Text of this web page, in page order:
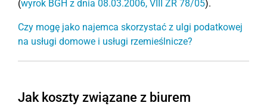
(wyrok BGH z dnia 08.03.2006, VIII ZR 78/05).
Czy mogę jako najemca skorzystać z ulgi podatkowej
na usługi domowe i usługi rzemieślnicze?
Jak koszty związane z biurem